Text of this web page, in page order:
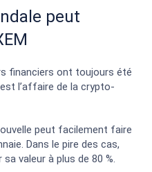
peut
financiers ont toujours été
l’affaire de la crypto-
peut facilement faire
Dans le pire des cas,
valeur à plus de 80 %.